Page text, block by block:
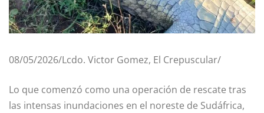
08/05/2026/Lcdo. Victor Gomez, El Crepuscular/
Lo que comenzó como una operación de rescate tras
las intensas inundaciones en el noreste de Sudáfrica,